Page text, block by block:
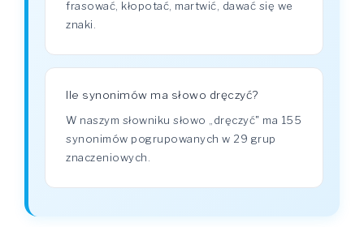
frasować, kłopotać, martwić, dawać się we
znaki.
Ile synonimów ma słowo dręczyć?
W naszym słowniku słowo „dręczyć" ma 155
synonimów pogrupowanych w 29 grup
znaczeniowych.